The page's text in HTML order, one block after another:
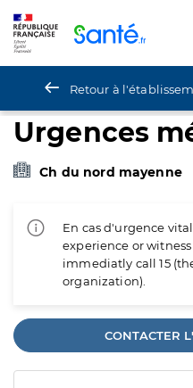
Retour à
Urgences
Ch du nord mayenne
En cas d'urgence
experience or
immediatly call 15
organization).
CONTACTER